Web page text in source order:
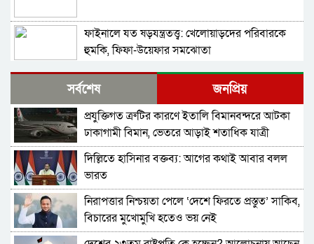
ফাইনালে যত ষড়যন্ত্রতত্ত্ব: খেলোয়াড়দের পরিবারকে
হুমকি, ফিফা-উয়েফার সমঝোতা
বিশ্বকাপের ফাইনালে হেরে ভেঙে পড়া মেসিকে স্ত্রীর
বার্তা
থিয়াগো মেসিতে স্বপ্ন আর্জেন্টিনার
মেসিকে বিশ্বকাপের সেরা ফুটবলার ঘোষণা
আইএফএফএইচএসের
বিশ্বকাপের ফাইনালে লাল কার্ড দেখা ফার্নান্দেজের
আবেগঘন বার্তা
সর্বশেষ জনপ্রিয়
প্রযুক্তিগত ত্রুটির কারণে ইতালি বিমানবন্দরে আটকা
ঢাকাগামী বিমান, ভেতরে আড়াই শতাধিক যাত্রী
দিল্লিতে হাসিনার বক্তব্য: আগের কথাই আবার বলল
ভারত
নিরাপত্তার নিশ্চয়তা পেলে ‘দেশে ফিরতে প্রস্তুত’ সাকিব,
বিচারের মুখোমুখি হতেও ভয় নেই